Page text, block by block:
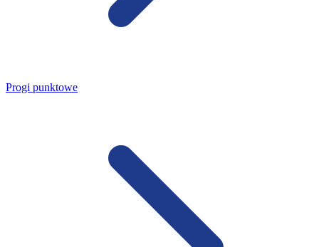
Progi punktowe